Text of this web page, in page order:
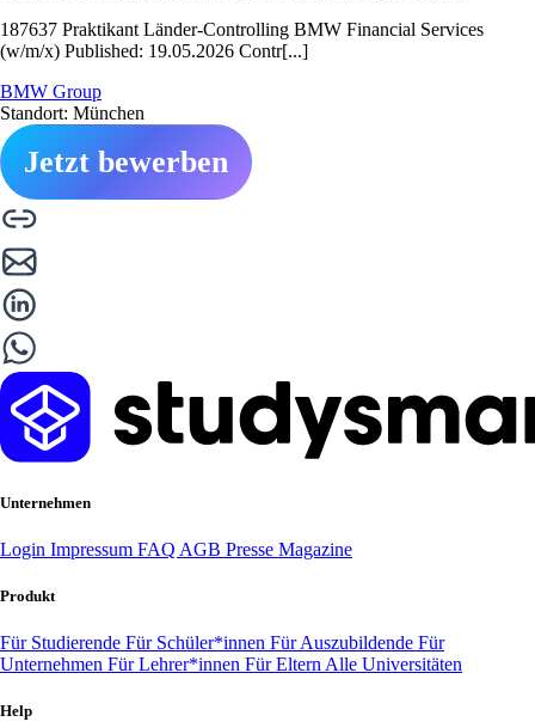
187637 Praktikant Länder-Controlling BMW Financial Services
(w/m/x) Published: 19.05.2026 Contr[...]
BMW Group
Standort: München
Jetzt bewerben
Unternehmen
Login Impressum FAQ AGB Presse Magazine
Produkt
Für Studierende Für Schüler*innen Für Auszubildende Für
Unternehmen Für Lehrer*innen Für Eltern Alle Universitäten
Help